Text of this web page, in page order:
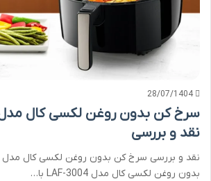
28/07/1404
نقد و بررسی
بدون روغن لکسی کال مدل LAF-3004 با…